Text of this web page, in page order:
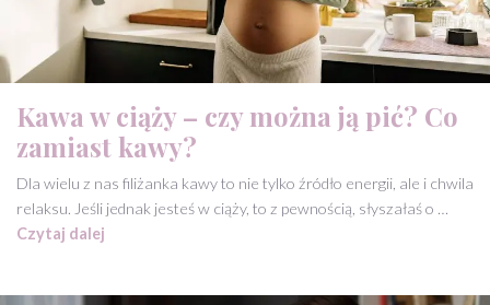
Kawa w ciąży – czy można ją pić? Co
zamiast kawy?
Dla wielu z nas filiżanka kawy to nie tylko źródło energii, ale i chwila
relaksu. Jeśli jednak jesteś w ciąży, to z pewnością, słyszałaś o …
Czytaj dalej